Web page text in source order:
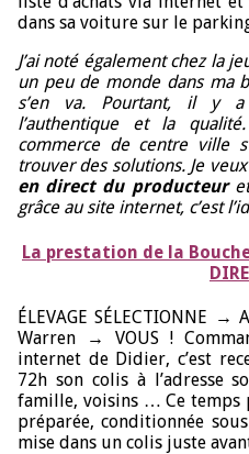
dans sa voiture sur le
J’ai noté également chez la
un peu de monde dans ma
s’en va. Pourtant, il y
l’authentique et la
commerce de centre ville
trouver des solutions. Je
en direct du producteuret
grâce au site internet, c’est
La prestation de la
ÉLEVAGE SÉLECTIONNE →
Warren → VOUS !
internet de Didier, c’est
72h son colis à l’adresse
famille, voisins … Ce temps
préparée, conditionnée
mise dans un colis juste